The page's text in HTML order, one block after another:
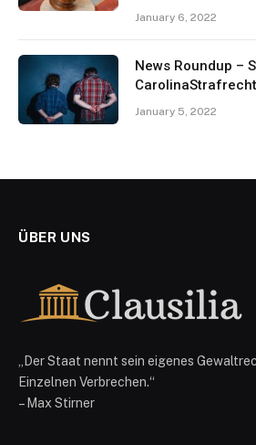
January 6, 2022
News Roundup –
January 5, 2022
ÜBER UNS
„Der Staat nennt sein eigenes
Einzelnen Verbrechen.“
– Max Stirner